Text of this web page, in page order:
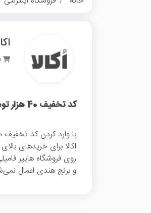
کد تخفیف 40 هزار تومانی هایپر فامیلی اکالا
روی فروشگاه هایپر
و برنج هندی اعمال